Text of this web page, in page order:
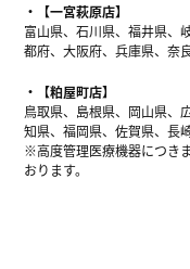
【一宮萩原店】
富山県、石川県、福井県、
都府、大阪府、兵庫県、奈
【粕屋町店】
鳥取県、島根県、岡山県、
知県、福岡県、佐賀県、長
※高度管理医療機器につき
おります。